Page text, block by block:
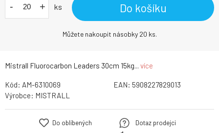
Mistrall Fluorocarbon Leaders 30cm 15kg... více
- + ks Do košíku
Můžete nakoupit násobky 20 ks.
Kód: AM-6310069 EAN: 5908227829013
Výrobce: MISTRALL
Do oblíbených
Dotaz prodejci